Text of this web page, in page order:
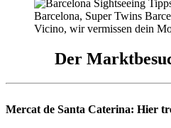
Vicino, wir vermissen dein
Der
Mercat de Santa Caterina: Hier